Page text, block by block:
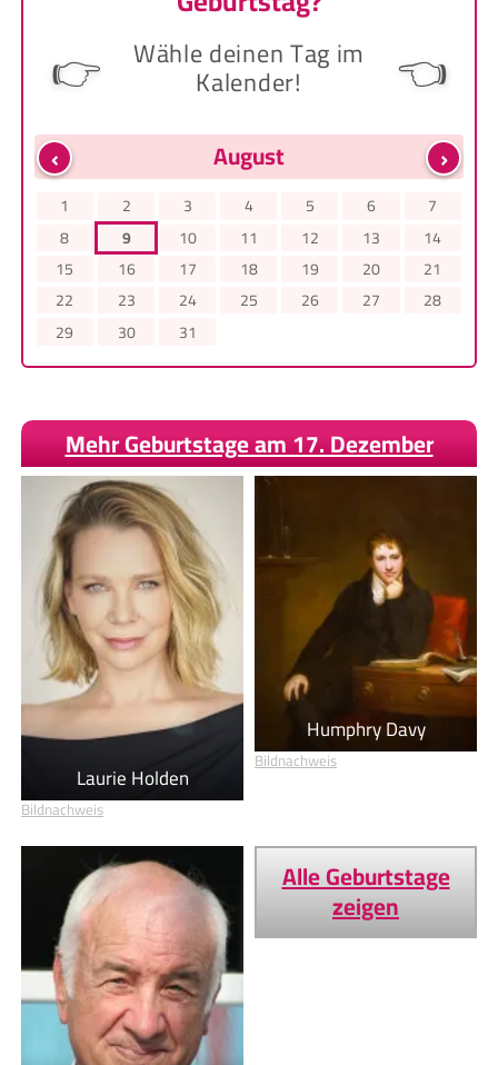
👉 Wähle deinen Tag im
Kalender! 👈
‹ ›
August
1 2 3 4 5 6
7
8
9 10 11 12 13
14
15
16 17 18 19 20
21
22
23 24 25 26 27
28
29
30 31
Mehr Geburtstage am 17. Dezember
Laurie Holden
Bildnachweis
Humphry Davy
Bildnachweis
Alle Geburtstage
zeigen